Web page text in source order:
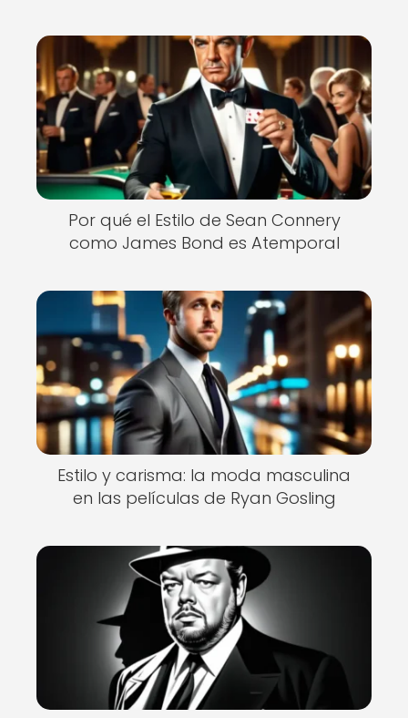
Por qué el Estilo de Sean Connery
como James Bond es Atemporal
Estilo y carisma: la moda masculina
en las películas de Ryan Gosling